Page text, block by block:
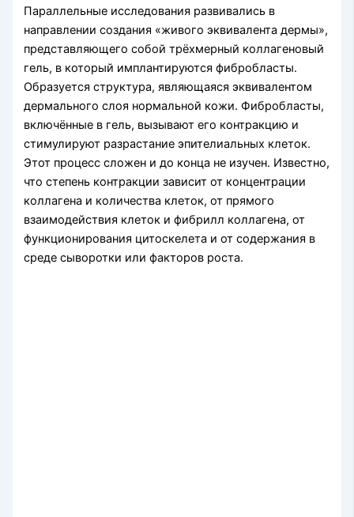
Параллельные исследования развивались в
направлении создания «живого эквивалента дермы»,
представляющего собой трёхмерный коллагеновый
гель, в который имплантируются фибробласты.
Образуется структура, являющаяся эквивалентом
дермального слоя нормальной кожи. Фибробласты,
включённые в гель, вызывают его контракцию и
стимулируют разрастание эпителиальных клеток.
Этот процесс сложен и до конца не изучен. Известно,
что степень контракции зависит от концентрации
коллагена и количества клеток, от прямого
взаимодействия клеток и фибрилл коллагена, от
функционирования цитоскелета и от содержания в
среде сыворотки или факторов роста.